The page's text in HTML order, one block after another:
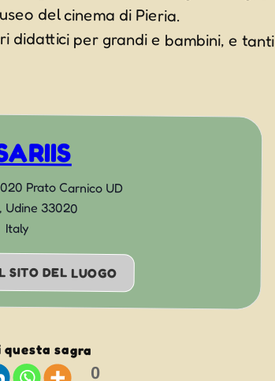
del cinema di Pieria.
didattici per grandi e bambini, e tanti
Prato Carnico UD
, Udine 33020
Italy
SITO DEL LUOGO
questa sagra
0